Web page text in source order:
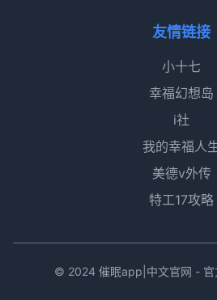
友情链接
小十七
幸福幻想岛
i社
我的幸福人
美德v外传
特工17攻略
© 2024 催眠app|中文官网 - 官